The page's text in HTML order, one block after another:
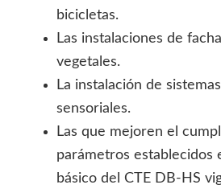
bicicletas.
Las instalaciones de
vegetales.
La instalación de
sensoriales.
Las que mejoren el
parámetros establecidos
básico del CTE DB-HS